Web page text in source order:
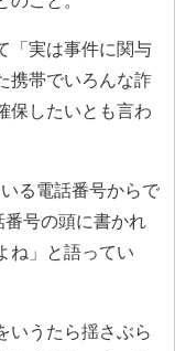
「実は事件に関与
携帯でいろんな詐
保したいとも言わ
る電話番号からで
号の頭に書かれ
ね」と語ってい
いうたら揺さぶら